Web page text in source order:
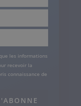
les informations
recevoir la
connaissance de